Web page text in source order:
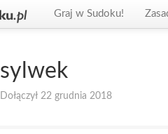
Graj w Sudoku!
sylwek
Dołączył 22 grudnia 2018